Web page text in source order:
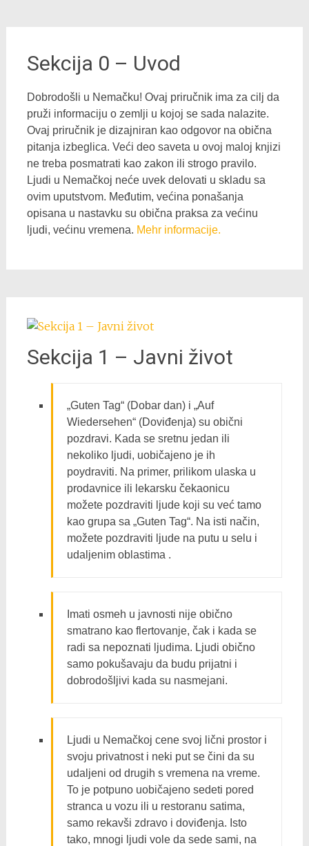
Sekcija 0 – Uvod
Dobrodošli u Nemačku! Ovaj priručnik ima za cilj da
pruži informaciju o zemlji u kojoj se sada nalazite.
Ovaj priručnik je dizajniran kao odgovor na obična
pitanja izbeglica. Veći deo saveta u ovoj maloj knjizi
ne treba posmatrati kao zakon ili strogo pravilo.
Ljudi u Nemačkoj neće uvek delovati u skladu sa
ovim uputstvom. Međutim, većina ponašanja
opisana u nastavku su obična praksa za većinu
ljudi, većinu vremena. Mehr informacije.
Sekcija 1 – Javni život
„Guten Tag“ (Dobar dan) i „Auf
Wiedersehen“ (Doviđenja) su obični
pozdravi. Kada se sretnu jedan ili
nekoliko ljudi, uobičajeno je ih
poydraviti. Na primer, prilikom ulaska u
prodavnice ili lekarsku čekaonicu
možete pozdraviti ljude koji su već tamo
kao grupa sa „Guten Tag“. Na isti način,
možete pozdraviti ljude na putu u selu i
udaljenim oblastima .
Imati osmeh u javnosti nije obično
smatrano kao flertovanje, čak i kada se
radi sa nepoznati ljudima. Ljudi obično
samo pokušavaju da budu prijatni i
dobrodošljivi kada su nasmejani.
Ljudi u Nemačkoj cene svoj lični prostor i
svoju privatnost i neki put se čini da su
udaljeni od drugih s vremena na vreme.
To je potpuno uobičajeno sedeti pored
stranca u vozu ili u restoranu satima,
samo rekavši zdravo i doviđenja. Isto
tako, mnogi ljudi vole da sede sami, na